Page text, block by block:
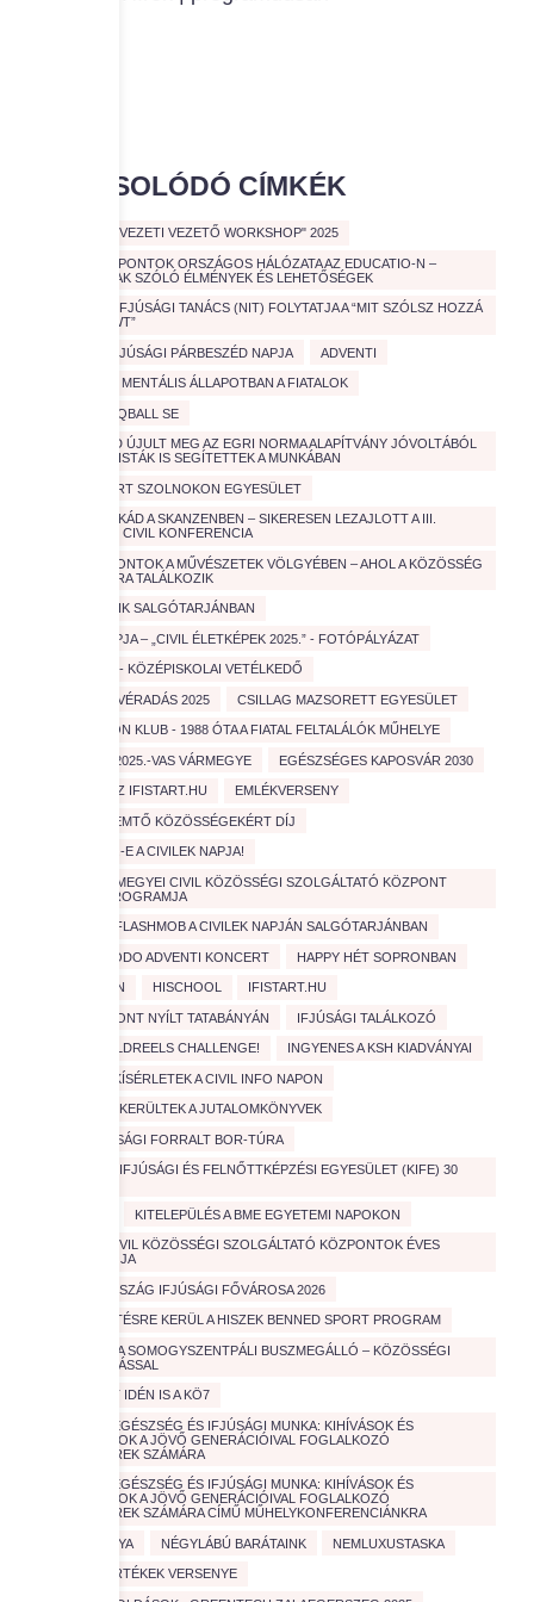
KAPCSOLÓDÓ CÍMKÉK
"CIVIL SZERVEZETI VEZETŐ WORKSHOP" 2025
A CIVIL KÖZPONTOK ORSZÁGOS HÁLÓZATA AZ EDUCATIO-N –
FIATALOKNAK SZÓLÓ ÉLMÉNYEK ÉS LEHETŐSÉGEK
A NEMZETI IFJÚSÁGI TANÁCS (NIT) FOLYTATJA A “MIT SZÓLSZ HOZZÁ
ROADSHOWT”
A VÁROSI IFJÚSÁGI PÁRBESZÉD NAPJA ADVENTI
AGGASZTÓ MENTÁLIS ÁLLAPOTBAN A FIATALOK
ARENDA TEQBALL SE
AÚJABB PAD ÚJULT MEG AZ EGRI NORMA ALAPÍTVÁNY JÓVOLTÁBÓL
– EGYETEMISTÁK IS SEGÍTETTEK A MUNKÁBAN
AUTISTÁKÉRT SZOLNOKON EGYESÜLET
CIVIL KAVALKÁD A SKANZENBEN – SIKERESEN LEZAJLOTT A III.
ORSZÁGOS CIVIL KONFERENCIA
CIVIL KÖZPONTOK A MŰVÉSZETEK VÖLGYÉBEN – AHOL A KÖZÖSSÉG
ÉS A KULTÚRA TALÁLKOZIK
CIVIL MOZAIK SALGÓTARJÁNBAN
CIVILEK NAPJA – „CIVIL ÉLETKÉPEK 2025.” - FOTÓPÁLYÁZAT
COOLTÚRA - KÖZÉPISKOLAI VETÉLKEDŐ
CSERKÉSZ VÉRADÁS 2025 CSILLAG MAZSORETT EGYESÜLET
EDISON KLUB - 1988 ÓTA A FIATAL FELTALÁLÓK MŰHELYE
EDUCATIO 2025.-VAS VÁRMEGYE EGÉSZSÉGES KAPOSVÁR 2030
ELINDULT AZ IFISTART.HU EMLÉKVERSENY
ÉRTÉKTEREMTŐ KÖZÖSSÉGEKÉRT DÍJ
FEBRUÁR 1.-E A CIVILEK NAPJA!
FEJÉR VÁRMEGYEI CIVIL KÖZÖSSÉGI SZOLGÁLTATÓ KÖZPONT
SZAKMAI PROGRAMJA
FLASHMOB A CIVILEK NAPJÁN SALGÓTARJÁNBAN
GONDOSKODO ADVENTI KONCERT HAPPY HÉT SOPRONBAN
HASZNOSAN HISCHOOL IFISTART.HU
IFJÚSÁGI PONT NYÍLT TATABÁNYÁN IFJÚSÁGI TALÁLKOZÓ
INDUL A ZÖLDREELS CHALLENGE! INGYENES A KSH KIADVÁNYAI
IZGALMAS KÍSÉRLETEK A CIVIL INFO NAPON
JÓ HELYRE KERÜLTEK A JUTALOMKÖNYVEK
JÓTÉKONYSÁGI FORRALT BOR-TÚRA
KATOLIKUS IFJÚSÁGI ÉS FELNŐTTKÉPZÉSI EGYESÜLET (KIFE) 30
KITELEPÜLÉS A BME EGYETEMI NAPOKON
KÜLHONI CIVIL KÖZÖSSÉGI SZOLGÁLTATÓ KÖZPONTOK ÉVES
TALÁLKOZÓJA
MAGYARORSZÁG IFJÚSÁGI FŐVÁROSA 2026
MEGHIRDETÉSRE KERÜL A HISZEK BENNED SPORT PROGRAM
MEGÚJULT A SOMOGYSZENTPÁLI BUSZMEGÁLLÓ – KÖZÖSSÉGI
ÖSSZEFOGÁSSAL
MENŐ VOLT IDÉN IS A KÖ7
MENTÁLIS EGÉSZSÉG ÉS IFJÚSÁGI MUNKA: KIHÍVÁSOK ÉS
MEGOLDÁSOK A JÖVŐ GENERÁCIÓIVAL FOGLALKOZÓ
SZAKEMBEREK SZÁMÁRA
MENTÁLIS EGÉSZSÉG ÉS IFJÚSÁGI MUNKA: KIHÍVÁSOK ÉS
MEGOLDÁSOK A JÖVŐ GENERÁCIÓIVAL FOGLALKOZÓ
SZAKEMBEREK SZÁMÁRA CÍMŰ MŰHELYKONFERENCIÁNKRA
MENTŐKUTYA NÉGYLÁBÚ BARÁTAINK NEMLUXUSTASKA
NEMZETI ÉRTÉKEK VERSENYE